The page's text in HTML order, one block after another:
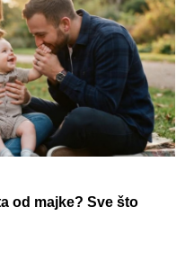
od majke? Sve što